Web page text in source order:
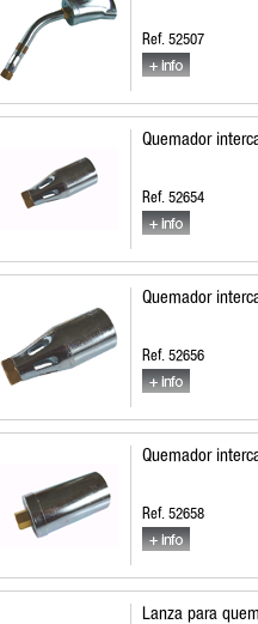
Ref. 52507
Quemador
Ref. 52654
Quemador
Ref. 52656
Quemador
Ref. 52658
Lanza para